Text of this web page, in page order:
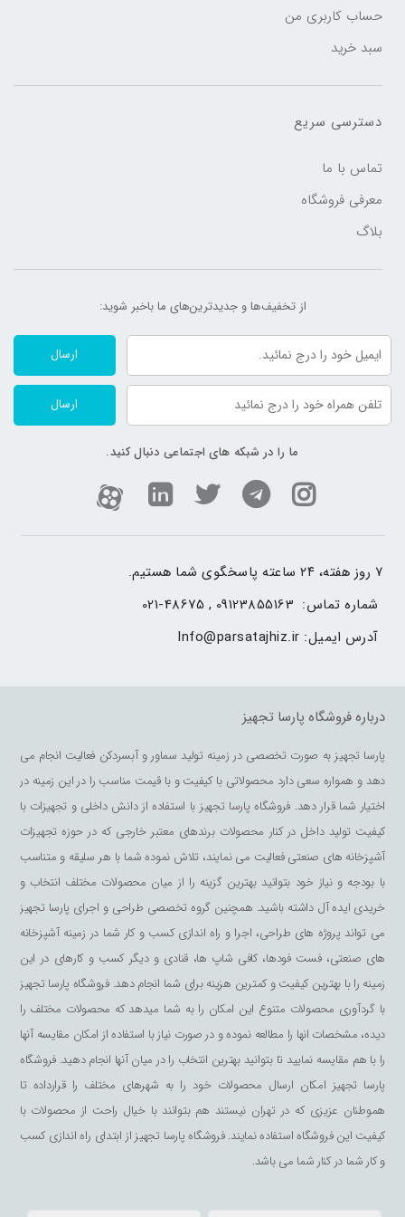
عرض 50
دارای ترموستات تنظیم دما
شیر استیل ضد چکه
به نقطه ی جوش برساند، بر روی این دستگاه ترموستات
جهت کنترل دمای آب نصب شده است، پس از به جوش
رسیدن دمای آب شما قادر هستید دمای آب را کنترل نمایید و
ترموستات را بر روی درجه ی دمایی دلخواهتان قرار دهید.
از دیگر ویژگی های این سماور می توان به استیل با کیفیت
نمره 304 آن اشاره کنیم که باعث می شود این محصول در
برابر زنگ زدگی 100 درصد مقاوم باشد، از طرف دیگر ظاهر
این محصول واقعا نقطه قوت آن به حساب می آید، محصولی
که در حال مشاهده آن هستید تولید ایران است و به نسبت
رقیب های ترک یا قیمت بسیار مناسبی عرضه می شود، اگر
قصد خرید سماور دارین تا انتهای مطلب همراه ما باشید.
سماور 30 لیتری ترک به صورت مکعب مستطیل طراحی شده
و ظاهری بسیار ساده و زیبا دارد، شیر استیل با کیفیت بر
روی این محصول در نظر گرفته شده که باعث شده ظاهر
زیباتری داشته باشد، یک نمایشگر دمای بسیار با کیفیت و
مقاوم در برابر حرارتی در روی این دستگاه در نظر گرفته شده
حساب کاربری من
سبد خرید
دسترسی سریع
تماس با ما
معرفی فروشگاه
بلاگ
از تخفیف‌ها و جدیدترین‌های ما‌ باخبر شوید:
ارسال
ارسال
ما را در شبکه های اجتماعی دنبال کنید.
۷ روز هفته، ۲۴ ساعته پاسخگوی شما هستیم.
شماره تماس: 021-48675 , 09123855163
آدرس ایمیل: Info@parsatajhiz.ir
درباره فروشگاه پارسا تجهیز
پارسا تجهیز به صورت تخصصی در زمینه تولید سماور و آبسردکن فعالیت انجام می
دهد و همواره سعی دارد محصولاتی با کیفیت و با قیمت مناسب را در این زمینه در
اختیار شما قرار دهد. فروشگاه پارسا تجهیز با استفاده از دانش داخلی و تجهیزات با
کیفیت تولید داخل در کنار محصولات برندهای معتبر خارجی که در حوزه تجهیزات
آشپزخانه های صنعتی فعالیت می نمایند، تلاش نموده شما با هر سلیقه و متناسب
با بودجه و نیاز خود بتوانید بهترین گزینه را از میان محصولات مختلف انتخاب و
خریدی ایده آل داشته باشید. همچنین گروه تخصصی طراحی و اجرای پارسا تجهیز
می تواند پروژه های طراحی، اجرا و راه اندازی کسب و کار شما در زمینه آشپزخانه
های صنعتی، فست فودها، کافی شاپ ها، قنادی و دیگر کسب و کارهای در این
زمینه را با بهترین کیفیت و کمترین هزینه برای شما انجام دهد. فروشگاه پارسا تجهیز
با گردآوری محصولات متنوع این امکان را به شما میدهد که محصولات مختلف را
دیده، مشخصات انها را مطالعه نموده و در صورت نیاز با استفاده از امکان مقایسه آنها
را با هم مقایسه نمایید تا بتوانید بهترین انتخاب را در میان آنها انجام دهید. فروشگاه
پارسا تجهیز امکان ارسال محصولات خود را به شهرهای مختلف را قرارداده تا
هموطنان عزیزی که در تهران نیستند هم بتوانند با خیال راحت از محصولات با
کیفیت این فروشگاه استفاده نمایند. فروشگاه پارسا تجهیز از ابتدای راه اندازی کسب
و کار شما در کنار شما می باشد.